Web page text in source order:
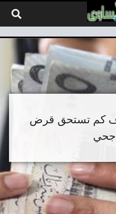
كم تستحق قرض